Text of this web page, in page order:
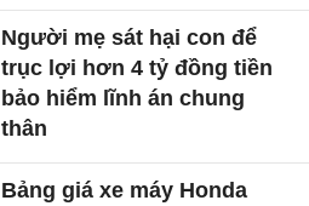
Người mẹ sát hại con để
trục lợi hơn 4 tỷ đồng tiền
bảo hiểm lĩnh án chung
thân
Bảng giá xe máy Honda